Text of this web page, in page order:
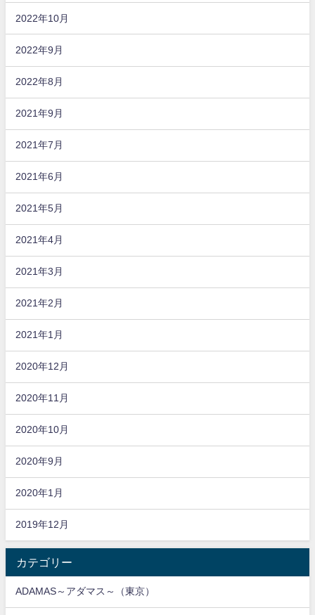
2022年10月
2022年9月
2022年8月
2021年9月
2021年7月
2021年6月
2021年5月
2021年4月
2021年3月
2021年2月
2021年1月
2020年12月
2020年11月
2020年10月
2020年9月
2020年1月
2019年12月
カテゴリー
ADAMAS～アダマス～（東京）